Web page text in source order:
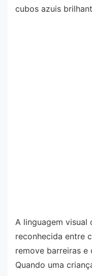
cubos azuis
A linguagem visual
reconhecida entre
remove barreiras e
Quando uma